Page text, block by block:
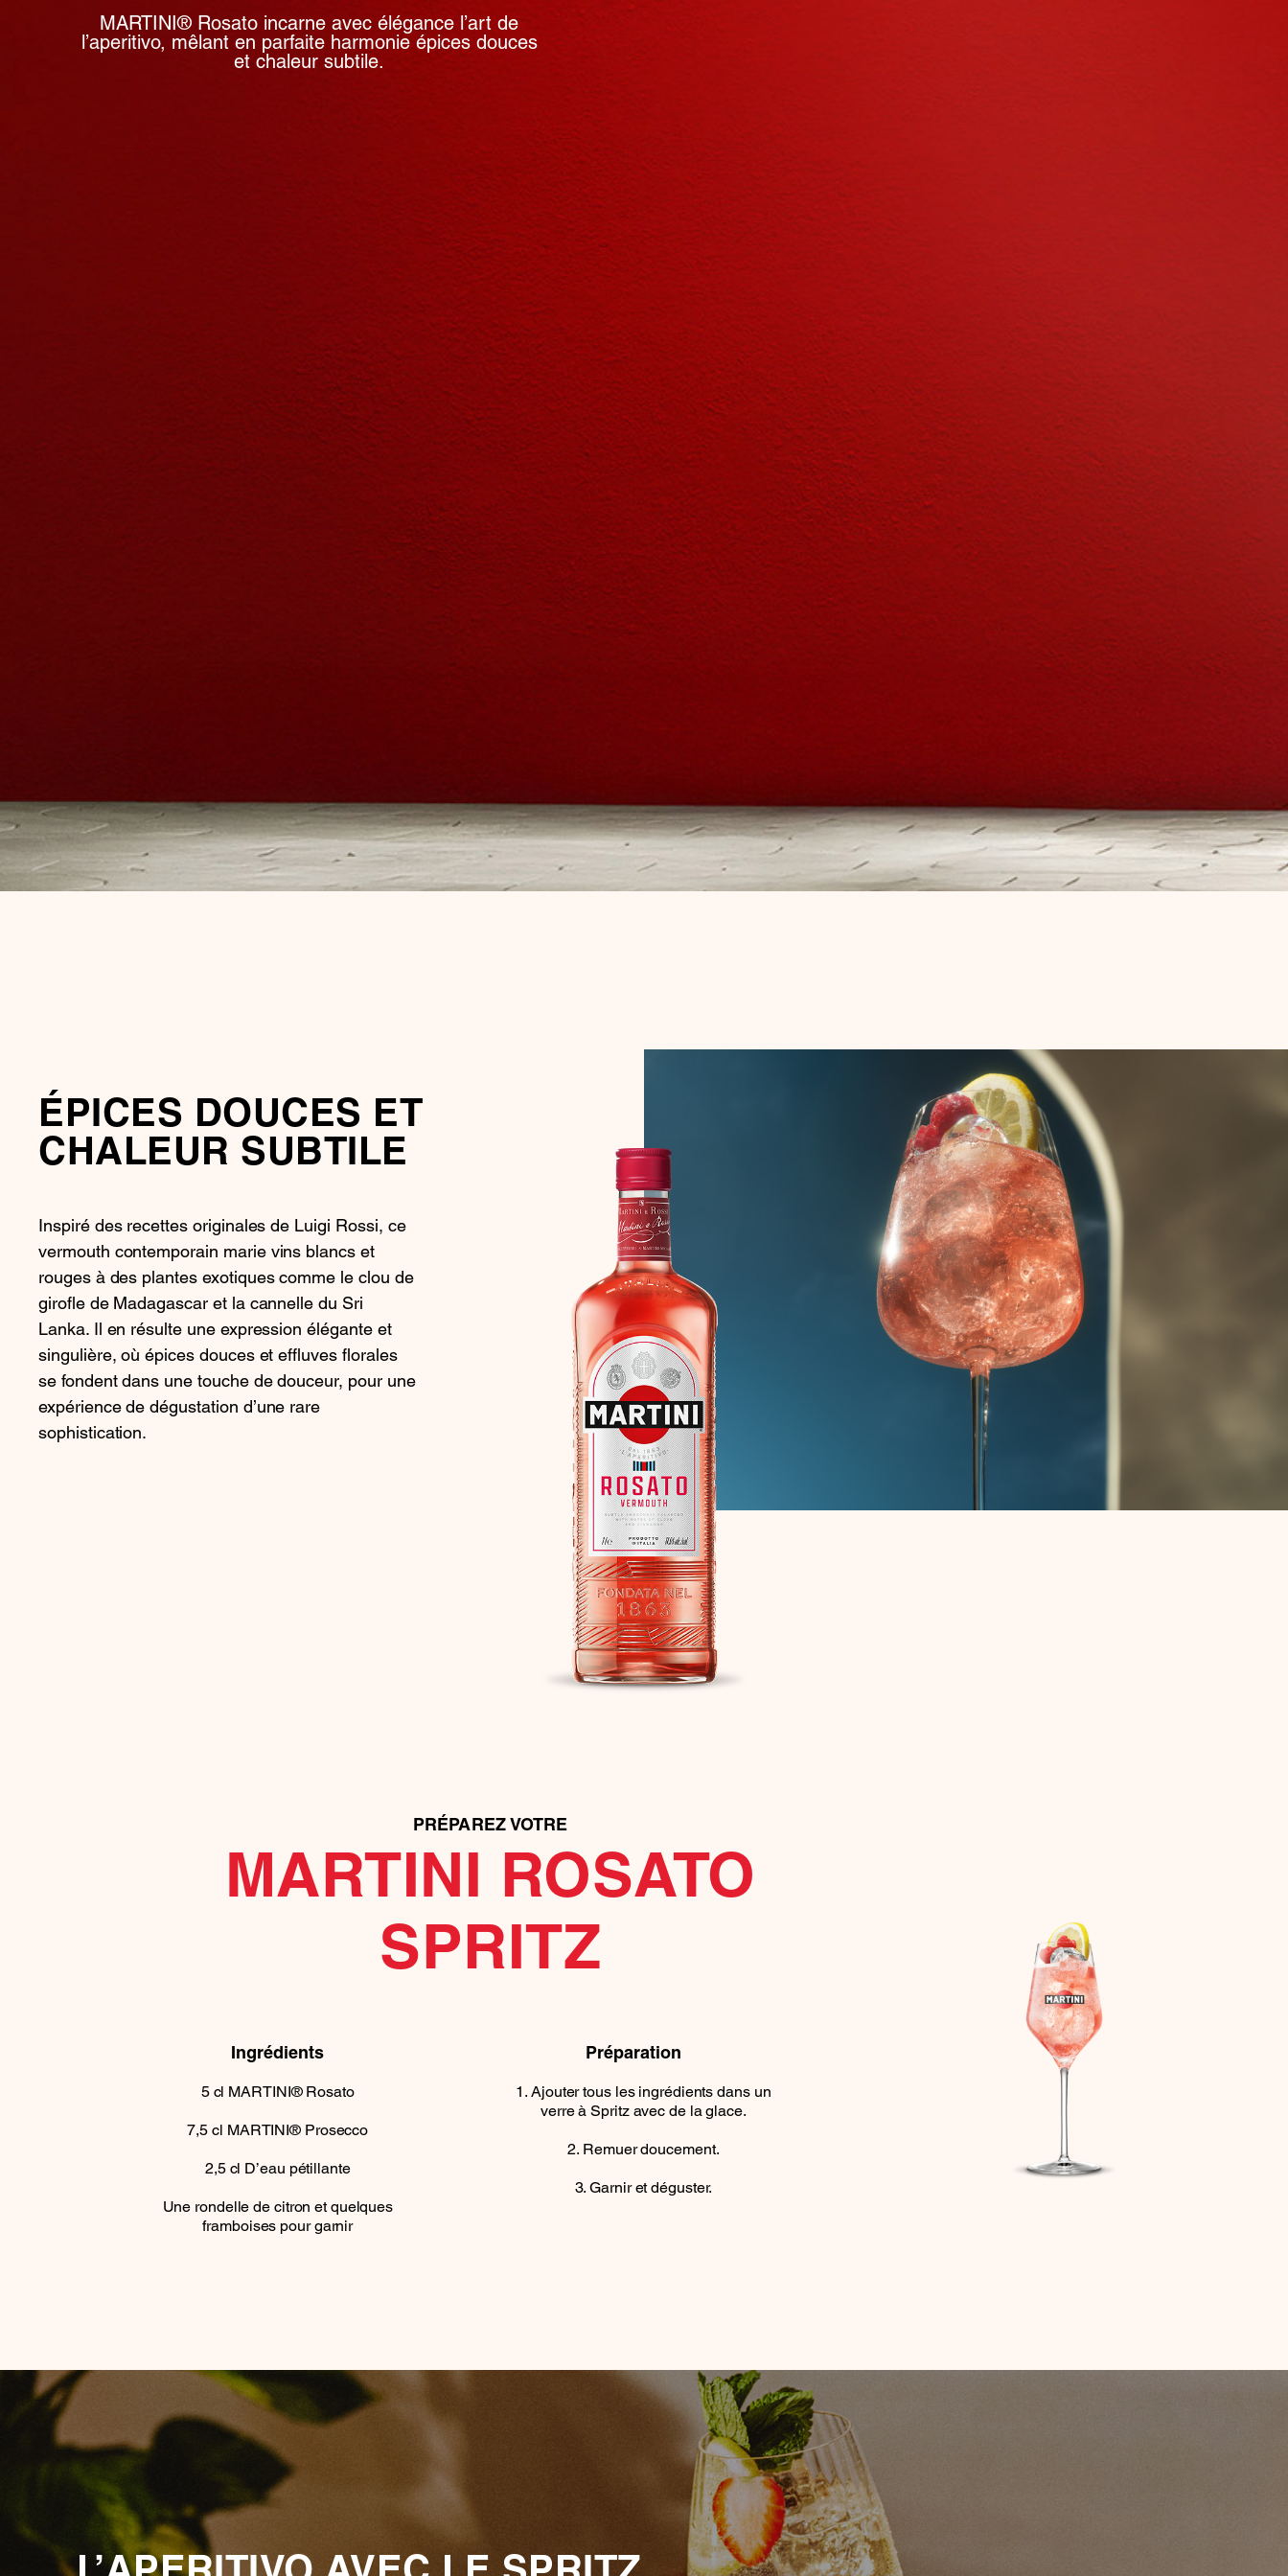
MARTINI® Rosato incarne avec élégance l’art de
l’aperitivo, mêlant en parfaite harmonie épices douces
et chaleur subtile.
ÉPICES DOUCES ET
CHALEUR SUBTILE
Inspiré des recettes originales de Luigi Rossi, ce
vermouth contemporain marie vins blancs et
rouges à des plantes exotiques comme le clou de
girofle de Madagascar et la cannelle du Sri
Lanka. Il en résulte une expression élégante et
singulière, où épices douces et effluves florales
se fondent dans une touche de douceur, pour une
expérience de dégustation d’une rare
sophistication.
PRÉPAREZ VOTRE
MARTINI ROSATO
SPRITZ
Ingrédients
5 cl MARTINI® Rosato
7,5 cl MARTINI® Prosecco
2,5 cl D’eau pétillante
Une rondelle de citron et quelques
framboises pour garnir
Préparation
Ajouter tous les ingrédients dans un
verre à Spritz avec de la glace.
Remuer doucement.
Garnir et déguster.